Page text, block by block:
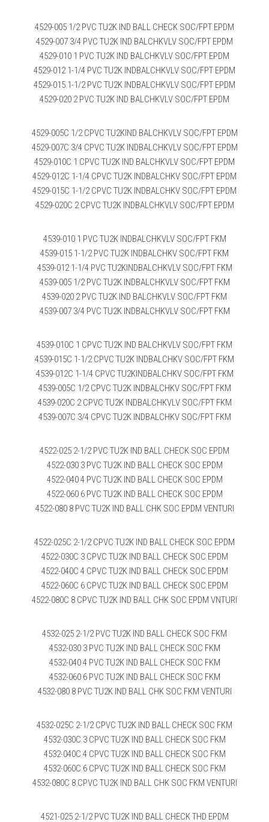
4529-005 1/2 PVC TU2K IND BALL CHECK SOC/FPT EPDM
4529-007 3/4 PVC TU2K IND BALCHKVLV SOC/FPT EPDM
4529-010 1 PVC TU2K IND BALCHKVLV SOC/FPT EPDM
4529-012 1-1/4 PVC TU2K INDBALCHKVLV SOC/FPT EPDM
4529-015 1-1/2 PVC TU2K INDBALCHKVLV SOC/FPT EPDM
4529-020 2 PVC TU2K IND BALCHKVLV SOC/FPT EPDM
4529-005C 1/2 CPVC TU2KIND BALCHKVLV SOC/FPT EPDM
4529-007C 3/4 CPVC TU2K INDBALCHKVLV SOC/FPT EPDM
4529-010C 1 CPVC TU2K IND BALCHKVLV SOC/FPT EPDM
4529-012C 1-1/4 CPVC TU2K INDBALCHKV SOC/FPT EPDM
4529-015C 1-1/2 CPVC TU2K INDBALCHKV SOC/FPT EPDM
4529-020C 2 CPVC TU2K INDBALCHKVLV SOC/FPT EPDM
4539-010 1 PVC TU2K INDBALCHKVLV SOC/FPT FKM
4539-015 1-1/2 PVC TU2K INDBALCHKV SOC/FPT FKM
4539-012 1-1/4 PVC TU2KINDBALCHKVLV SOC/FPT FKM
4539-005 1/2 PVC TU2K INDBALCHKVLV SOC/FPT FKM
4539-020 2 PVC TU2K IND BALCHKVLV SOC/FPT FKM
4539-007 3/4 PVC TU2K INDBALCHKVLV SOC/FPT FKM
4539-010C 1 CPVC TU2K IND BALCHKVLV SOC/FPT FKM
4539-015C 1-1/2 CPVC TU2K INDBALCHKV SOC/FPT FKM
4539-012C 1-1/4 CPVC TU2KINDBALCHKV SOC/FPT FKM
4539-005C 1/2 CPVC TU2K INDBALCHKV SOC/FPT FKM
4539-020C 2 CPVC TU2K INDBALCHKVLV SOC/FPT FKM
4539-007C 3/4 CPVC TU2K INDBALCHKV SOC/FPT FKM
4522-025 2-1/2 PVC TU2K IND BALL CHECK SOC EPDM
4522-030 3 PVC TU2K IND BALL CHECK SOC EPDM
4522-040 4 PVC TU2K IND BALL CHECK SOC EPDM
4522-060 6 PVC TU2K IND BALL CHECK SOC EPDM
4522-080 8 PVC TU2K IND BALL CHK SOC EPDM VENTURI
4522-025C 2-1/2 CPVC TU2K IND BALL CHECK SOC EPDM
4522-030C 3 CPVC TU2K IND BALL CHECK SOC EPDM
4522-040C 4 CPVC TU2K IND BALL CHECK SOC EPDM
4522-060C 6 CPVC TU2K IND BALL CHECK SOC EPDM
4522-080C 8 CPVC TU2K IND BALL CHK SOC EPDM VNTURI
4532-025 2-1/2 PVC TU2K IND BALL CHECK SOC FKM
4532-030 3 PVC TU2K IND BALL CHECK SOC FKM
4532-040 4 PVC TU2K IND BALL CHECK SOC FKM
4532-060 6 PVC TU2K IND BALL CHECK SOC FKM
4532-080 8 PVC TU2K IND BALL CHK SOC FKM VENTURI
4532-025C 2-1/2 CPVC TU2K IND BALL CHECK SOC FKM
4532-030C 3 CPVC TU2K IND BALL CHECK SOC FKM
4532-040C 4 CPVC TU2K IND BALL CHECK SOC FKM
4532-060C 6 CPVC TU2K IND BALL CHECK SOC FKM
4532-080C 8 CPVC TU2K IND BALL CHK SOC FKM VENTURI
4521-025 2-1/2 PVC TU2K IND BALL CHECK THD EPDM